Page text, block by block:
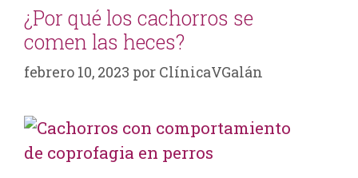
¿Por qué los cachorros se
comen las heces?
febrero 10, 2023 por ClínicaVGalán